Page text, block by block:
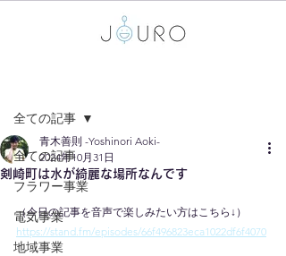
全ての記事
フラワー事業
電気事業
地域事業
全ての記事
剣崎町は水が綺麗な場所なんです
青木善則 -Yoshinori Aoki-
2024年10月31日
（今日の記事を音声で楽しみたい方はこちら↓）
https://stand.fm/episodes/66f496823eca1022df6f4070